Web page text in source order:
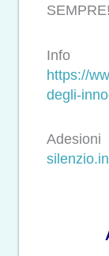
SEMPRE!
Info
https://
degli-
Adesioni